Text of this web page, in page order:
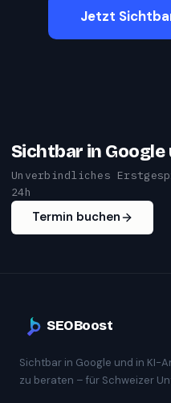
Jetzt
Sichtbar in Google
Unverbindliches
24h
Termin buchen
SEOBoost
Sichtbar in Google und in KI-
zu beraten – für Schweizer